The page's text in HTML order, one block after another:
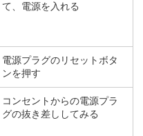
て、電源を入れる
電源プラグのリセットボタ
ンを押す
コンセントからの電源プラ
グの抜き差ししてみる